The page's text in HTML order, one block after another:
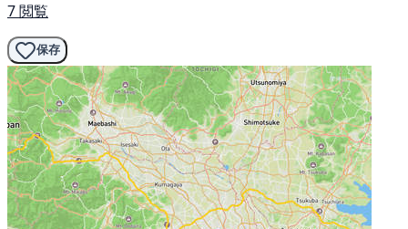
7 閲覧
保存